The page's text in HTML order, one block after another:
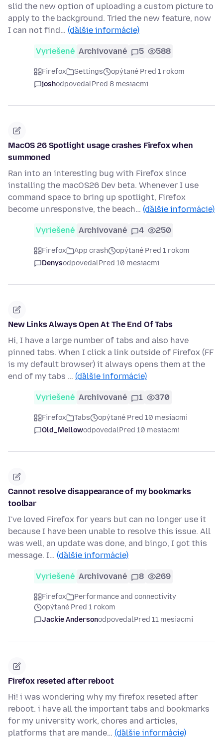
slid the new option of uploading a custom picture to
apply to the background. Tried the new feature, now
I can not find… (ďalšie informácie)
Vyriešené Archivované 5 588
Firefox Settings
opýtané Pred 1 rokom
joshodpovedalPred 8 mesiacmi
MacOS 26 Spotlight usage crashes Firefox when
summoned
Ran into an interesting bug with Firefox since
installing the macOS26 Dev beta. Whenever I use
command space to bring up spotlight, Firefox
become unresponsive, the beach… (ďalšie informácie)
Vyriešené Archivované 4 250
Firefox App crash
opýtané Pred 1 rokom
DenysodpovedalPred 10 mesiacmi
New Links Always Open At The End Of Tabs
Hi, I have a large number of tabs and also have
pinned tabs. When I click a link outside of Firefox (FF
is my default browser) it always opens them at the
end of my tabs … (ďalšie informácie)
Vyriešené Archivované 1 370
Firefox Tabs
opýtané Pred 10 mesiacmi
Old_MellowodpovedalPred 10 mesiacmi
Cannot resolve disappearance of my bookmarks
toolbar
I've loved Firefox for years but can no longer use it
because I have been unable to resolve this issue. All
was well, an update was done, and bingo, I got this
message. I… (ďalšie informácie)
Vyriešené Archivované 8 269
Firefox
Performance and connectivity
opýtané Pred 1 rokom
Jackie AndersonodpovedalPred 11 mesiacmi
Firefox reseted after reboot
Hi! i was wondering why my firefox reseted after
reboot. i have all the important tabs and bookmarks
for my university work, chores and articles,
platforms that are mande… (ďalšie informácie)